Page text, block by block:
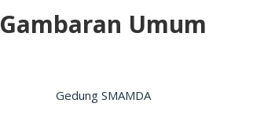
Gambaran Umum
Gedung SMAMDA